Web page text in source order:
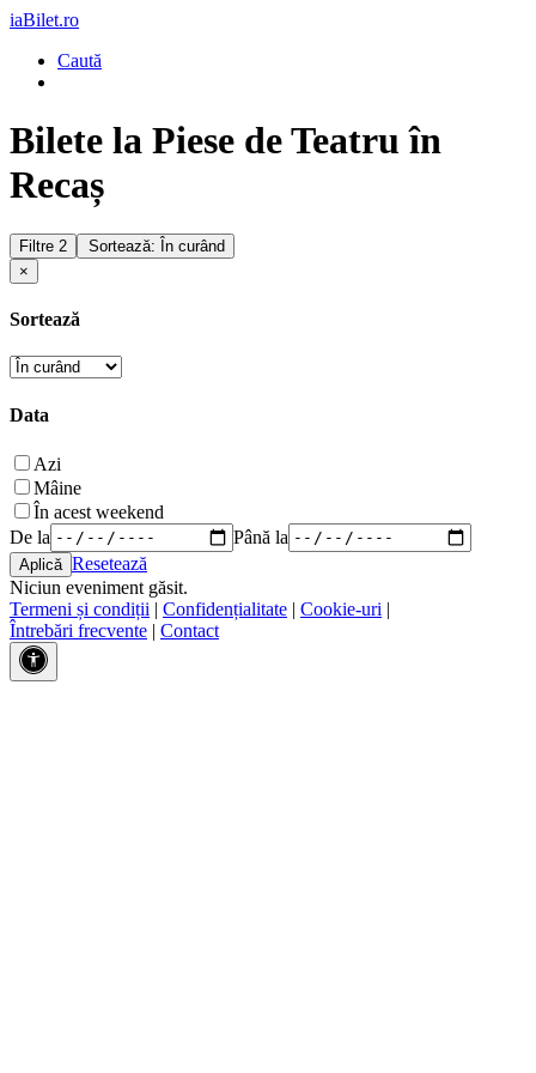
iaBilet.ro
Caută
Bilete la Piese de Teatru în
Recaș
Filtre 2
Sortează: În curând
×
Sortează
Data
Azi
Mâine
În acest weekend
De la
Până la
Resetează
Niciun eveniment găsit.
Termeni și condiții | Confidențialitate | Cookie-uri |
Întrebări frecvente | Contact